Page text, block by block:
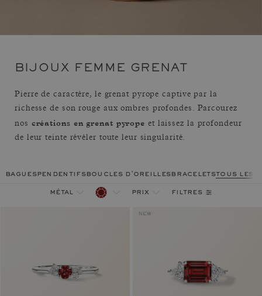
BIJOUX FEMME GRENAT
Pierre de caractère, le grenat pyrope captive par la
richesse de son rouge aux ombres profondes. Parcourez
nos créations en grenat pyrope et laissez la profondeur
de leur teinte révéler toute leur singularité.
baguespendentifsboucles d'oreillesbraceletstous les
métal prix filtres
NEW